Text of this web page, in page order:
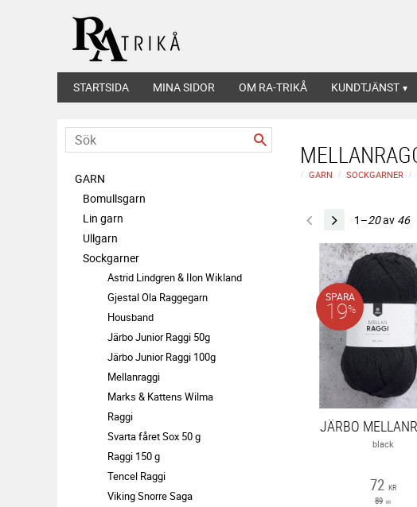
STARTSIDA MINA SIDOR OM RA-TRIKÅ KUNDTJÄNST
GARN SOCKGARNER
1–20av 46
JÄRBO
black
72 KR
89 KR
SPARA
19%
GARN
Bomullsgarn
Lin garn
Ullgarn
Sockgarner
Astrid Lindgren & Ilon Wikland
Gjestal Ola Raggegarn
Housband
Järbo Junior Raggi 50g
Järbo Junior Raggi 100g
Mellanraggi
Marks & Kattens Wilma
Raggi
Svarta fåret Sox 50 g
Raggi 150 g
Tencel Raggi
Viking Snorre Saga